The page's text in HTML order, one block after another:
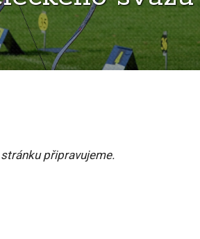
stránku připravujeme.